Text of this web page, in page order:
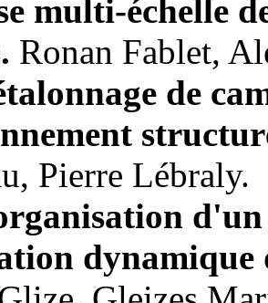
multi-échelle
Ronan Fablet,
de
Pierre Lébraly.
dynamique